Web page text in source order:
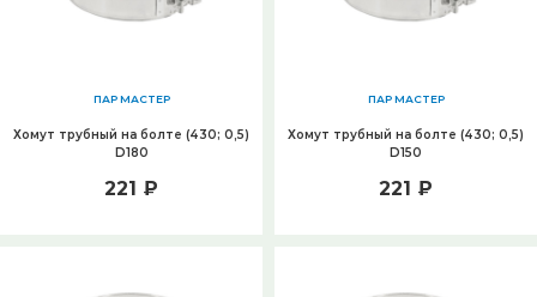
ПАР МАСТЕР
Хомут трубный на болте (430; 0,5)
D180
221 ₽
ПАР МАСТЕР
Хомут трубный на болте (430; 0,5)
D150
221 ₽